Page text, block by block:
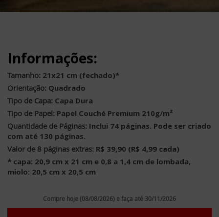
Informações:
Tamanho: 21x21 cm (fechado)*
Orientação: Quadrado
Tipo de Capa: Capa Dura
Tipo de Papel: Papel Couché Premium 210g/m²
Quantidade de Páginas: Inclui 74 páginas. Pode ser criado
com até 130 páginas.
Valor de 8 páginas extras: R$ 39,90 (R$ 4,99 cada)
* capa: 20,9 cm x 21 cm e 0,8 a 1,4 cm de lombada,
miolo: 20,5 cm x 20,5 cm
Compre hoje (08/08/2026) e faça até 30/11/2026